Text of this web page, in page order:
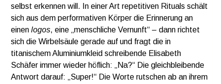
selbst erkennen will. In einer Art repetitiven Rituals schält
sich aus dem performativen Körper die Erinnerung an
einenlogos, eine „menschliche Vernunft“ – dann richtet
sich die Wirbelsäule gerade auf und fragt die in
titanischem Aluminiumkleid schreibende Elisabeth
Schäfer immer wieder höflich: „Na?“ Die gleichbleibende
Antwort darauf: „Super!“ Die Worte rutschen ab an ihrem